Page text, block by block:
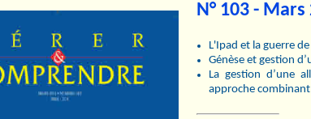
N° 103 - Mars
L'Ipad et la guerre
Génèse et gestion
La gestion d’une
approche